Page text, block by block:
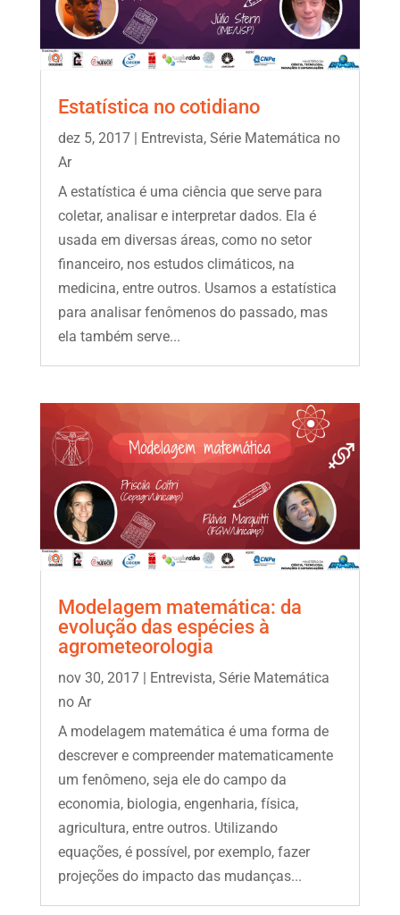
Estatística no cotidiano
dez 5, 2017| Entrevista, Série Matemática no
Ar
A estatística é uma ciência que serve para
coletar, analisar e interpretar dados. Ela é
usada em diversas áreas, como no setor
financeiro, nos estudos climáticos, na
medicina, entre outros. Usamos a estatística
para analisar fenômenos do passado, mas
ela também serve...
Modelagem matemática: da
evolução das espécies à
agrometeorologia
nov 30, 2017| Entrevista, Série Matemática
no Ar
A modelagem matemática é uma forma de
descrever e compreender matematicamente
um fenômeno, seja ele do campo da
economia, biologia, engenharia, física,
agricultura, entre outros. Utilizando
equações, é possível, por exemplo, fazer
projeções do impacto das mudanças...